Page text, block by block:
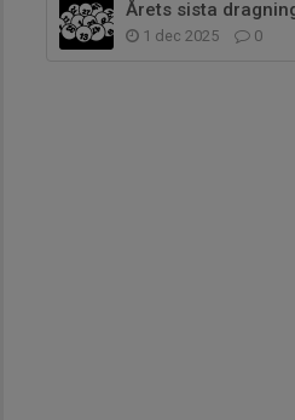
Årets sista
1 dec 2025 0